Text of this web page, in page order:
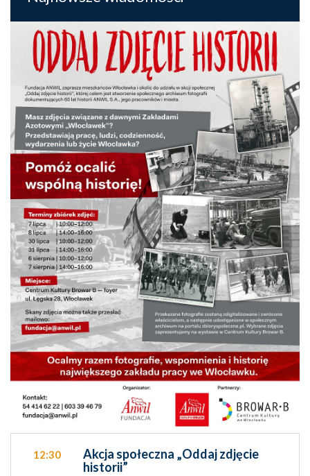
12:30
Akcja społeczna „Oddaj zdjęcie
historii”